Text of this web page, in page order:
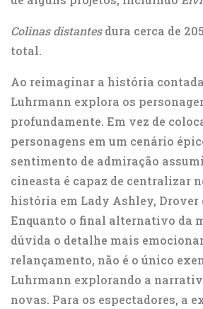
Colinas distantesdura cerca de
total.
Ao reimaginar a história
Luhrmann explora os
profundamente. Em vez de
personagens em um cenário
sentimento de admiração
cineasta é capaz de centralizar
história em Lady Ashley, Drover
Enquanto o final alternativo da
dúvida o detalhe mais
relançamento, não é o único
Luhrmann explorando a
novas. Para os espectadores, a